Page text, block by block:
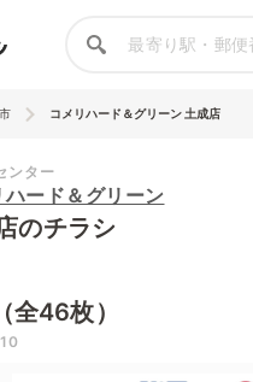
コメリハード＆グリーン 土成店
ンター
ハード＆グリーン
のチラシ
全46枚）